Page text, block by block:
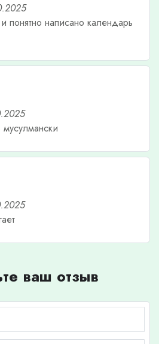
понятно написано календарь
ваш отзыв